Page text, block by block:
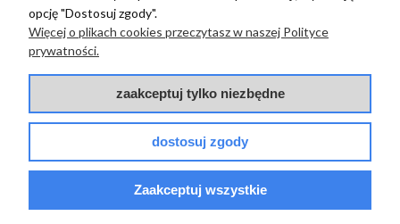
Paffoni
LIG105BO70 BATERIA
UMYWALKOWA
PAFFONI LIGHT
opcję "Dostosuj zgody".
Więcej o plikach cookies przeczytasz w naszej Polityce
prywatności.
zaakceptuj tylko niezbędne
dostosuj zgody
Zaakceptuj wszystkie